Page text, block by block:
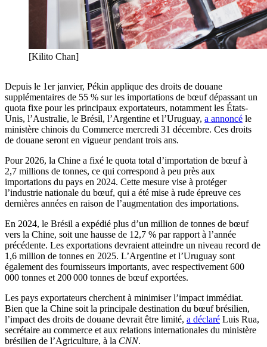
[Kilito Chan]
Depuis le 1er janvier, Pékin applique des droits de douane
supplémentaires de 55 % sur les importations de bœuf dépassant un
quota fixe pour les principaux exportateurs, notamment les États-
Unis, l’Australie, le Brésil, l’Argentine et l’Uruguay, a annoncé le
ministère chinois du Commerce mercredi 31 décembre. Ces droits
de douane seront en vigueur pendant trois ans.
Pour 2026, la Chine a fixé le quota total d’importation de bœuf à
2,7 millions de tonnes, ce qui correspond à peu près aux
importations du pays en 2024. Cette mesure vise à protéger
l’industrie nationale du bœuf, qui a été mise à rude épreuve ces
dernières années en raison de l’augmentation des importations.
En 2024, le Brésil a expédié plus d’un million de tonnes de bœuf
vers la Chine, soit une hausse de 12,7 % par rapport à l’année
précédente. Les exportations devraient atteindre un niveau record de
1,6 million de tonnes en 2025. L’Argentine et l’Uruguay sont
également des fournisseurs importants, avec respectivement 600
000 tonnes et 200 000 tonnes de bœuf exportées.
Les pays exportateurs cherchent à minimiser l’impact immédiat.
Bien que la Chine soit la principale destination du bœuf brésilien,
l’impact des droits de douane devrait être limité, a déclaré Luis Rua,
secrétaire au commerce et aux relations internationales du ministère
brésilien de l’Agriculture, à la CNN.